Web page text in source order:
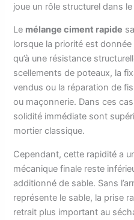
joue un rôle structurel dans
Le mélange ciment rapide
lorsque la priorité est
qu’à une résistance
scellements de poteaux, la
vendus ou la réparation de
ou maçonnerie. Dans ces
solidité immédiate sont
mortier classique.
Cependant, cette rapidité a
mécanique finale reste
additionné de sable. Sans
représente le sable, la prise
retrait plus important au